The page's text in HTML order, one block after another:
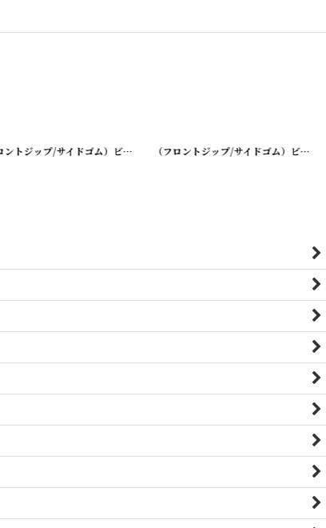
10] （フロントジップ/サイドゴム）ビンテージキッチンクロス/リメイクパンツ [
（フロントジップ/サイドゴム）ビンテージキッチンクロス/リメイクパンツ